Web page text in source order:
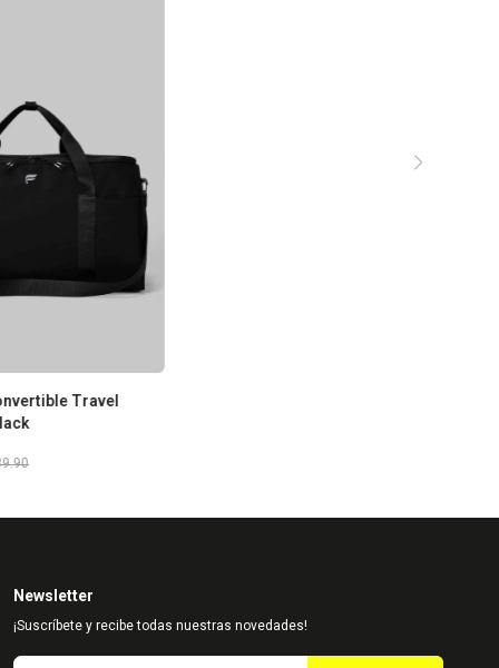
Travel
Newsletter
¡Suscríbete y recibe todas nuestras novedades!